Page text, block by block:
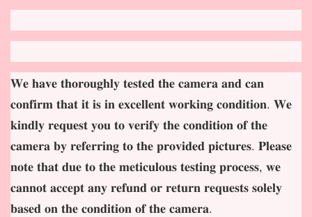
𝐖𝐞 𝐡𝐚𝐯𝐞 𝐭𝐡𝐨𝐫𝐨𝐮𝐠𝐡𝐥𝐲 𝐭𝐞𝐬𝐭𝐞𝐝 𝐭𝐡𝐞 𝐜𝐚𝐦𝐞𝐫𝐚 𝐚𝐧𝐝 𝐜𝐚𝐧
𝐜𝐨𝐧𝐟𝐢𝐫𝐦 𝐭𝐡𝐚𝐭 𝐢𝐭 𝐢𝐬 𝐢𝐧 𝐞𝐱𝐜𝐞𝐥𝐥𝐞𝐧𝐭 𝐰𝐨𝐫𝐤𝐢𝐧𝐠 𝐜𝐨𝐧𝐝𝐢𝐭𝐢𝐨𝐧. 𝐖𝐞
𝐤𝐢𝐧𝐝𝐥𝐲 𝐫𝐞𝐪𝐮𝐞𝐬𝐭 𝐲𝐨𝐮 𝐭𝐨 𝐯𝐞𝐫𝐢𝐟𝐲 𝐭𝐡𝐞 𝐜𝐨𝐧𝐝𝐢𝐭𝐢𝐨𝐧 𝐨𝐟 𝐭𝐡𝐞
𝐜𝐚𝐦𝐞𝐫𝐚 𝐛𝐲 𝐫𝐞𝐟𝐞𝐫𝐫𝐢𝐧𝐠 𝐭𝐨 𝐭𝐡𝐞 𝐩𝐫𝐨𝐯𝐢𝐝𝐞𝐝 𝐩𝐢𝐜𝐭𝐮𝐫𝐞𝐬. 𝐏𝐥𝐞𝐚𝐬𝐞
𝐧𝐨𝐭𝐞 𝐭𝐡𝐚𝐭 𝐝𝐮𝐞 𝐭𝐨 𝐭𝐡𝐞 𝐦𝐞𝐭𝐢𝐜𝐮𝐥𝐨𝐮𝐬 𝐭𝐞𝐬𝐭𝐢𝐧𝐠 𝐩𝐫𝐨𝐜𝐞𝐬𝐬, 𝐰𝐞
𝐜𝐚𝐧𝐧𝐨𝐭 𝐚𝐜𝐜𝐞𝐩𝐭 𝐚𝐧𝐲 𝐫𝐞𝐟𝐮𝐧𝐝 𝐨𝐫 𝐫𝐞𝐭𝐮𝐫𝐧 𝐫𝐞𝐪𝐮𝐞𝐬𝐭𝐬 𝐬𝐨𝐥𝐞𝐥𝐲
𝐛𝐚𝐬𝐞𝐝 𝐨𝐧 𝐭𝐡𝐞 𝐜𝐨𝐧𝐝𝐢𝐭𝐢𝐨𝐧 𝐨𝐟 𝐭𝐡𝐞 𝐜𝐚𝐦𝐞𝐫𝐚.